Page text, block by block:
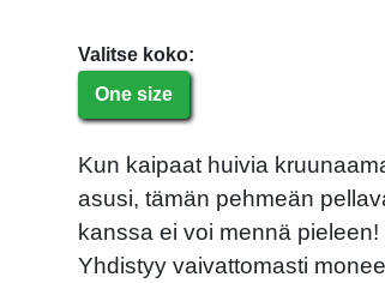
Valitse koko:
One size
Kun kaipaat huivia
asusi, tämän pehmeän
kanssa ei voi mennä pieleen!
Yhdistyy vaivattomasti